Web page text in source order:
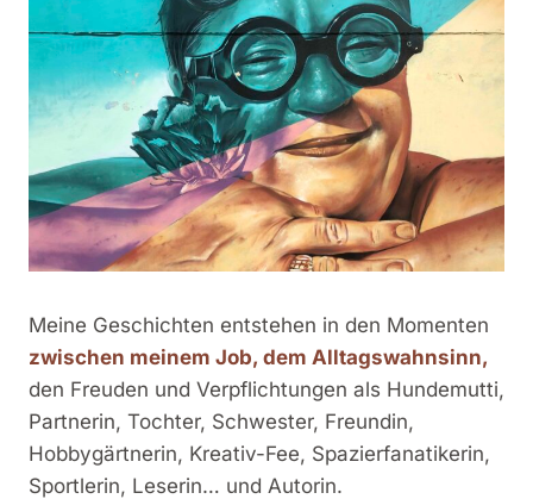
Meine Geschichten entstehen in den Momenten
zwischen meinem Job, dem Alltagswahnsinn,
den Freuden und Verpflichtungen als Hundemutti,
Partnerin, Tochter, Schwester, Freundin,
Hobbygärtnerin, Kreativ-Fee, Spazierfanatikerin,
Sportlerin, Leserin… und Autorin.